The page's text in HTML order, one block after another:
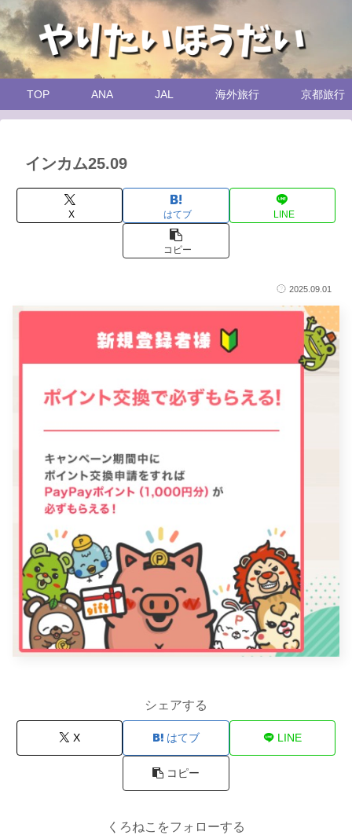
TOP ANA JAL 海外旅行 京都旅行
インカム25.09
X はてブ LINE
コピー
2025.09.01
シェアする
X はてブ LINE
コピー
くろねこをフォローする